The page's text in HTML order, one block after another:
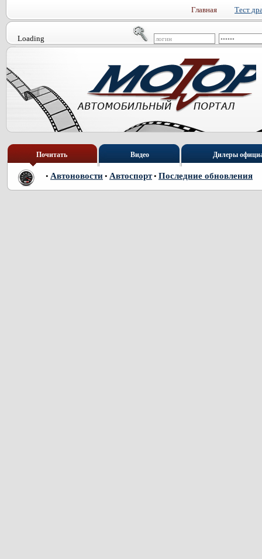
Главная Тест
Loading
Почитать Видео Дилеры
• Автоновости • Автоспорт• Последние обновления